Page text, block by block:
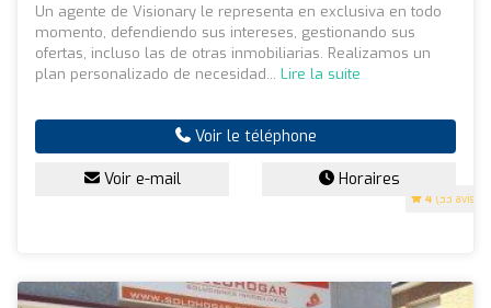
4 (33 avis)
Un agente de Visionary le representa en exclusiva en todo
momento, defendiendo sus intereses, gestionando sus
ofertas, incluso las de otras inmobiliarias. Realizamos un
plan personalizado de necesidad... Lire la suite
Voir le téléphone
Voir e-mail Horaires